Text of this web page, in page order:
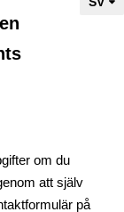
om du
att själv
på